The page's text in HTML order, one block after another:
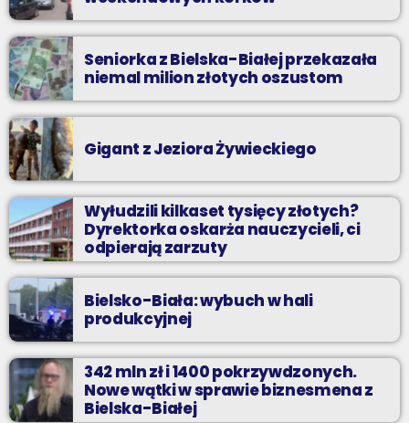
Seniorka z Bielska-Białej przekazała
niemal milion złotych oszustom
Gigant z Jeziora Żywieckiego
Wyłudzili kilkaset tysięcy złotych?
Dyrektorka oskarża nauczycieli, ci
odpierają zarzuty
Bielsko-Biała: wybuch w hali
produkcyjnej
342 mln zł i 1400 pokrzywdzonych.
Nowe wątki w sprawie biznesmena z
Bielska-Białej